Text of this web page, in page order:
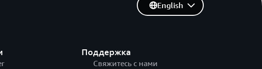
Поддержка
Свяжитесь с нами
English